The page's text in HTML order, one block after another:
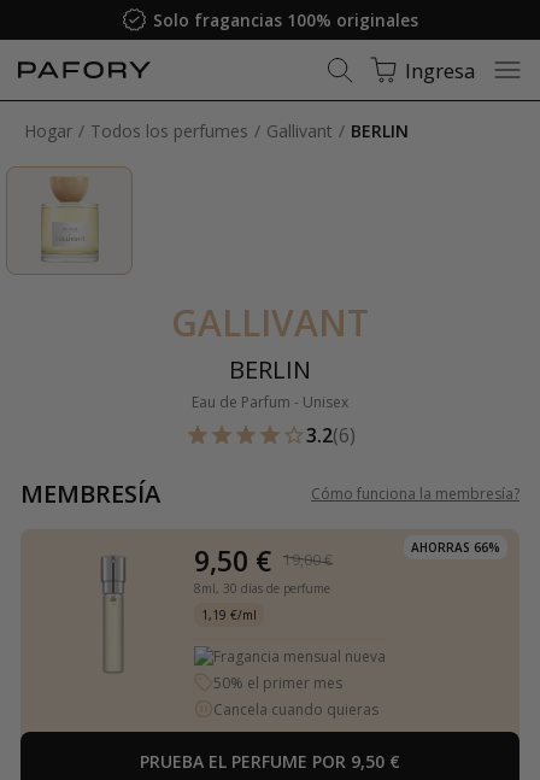
Solo fragancias 100% originales
Ingresa
Hogar Todos los perfumes Gallivant BERLIN
GALLIVANT
BERLIN
Eau de Parfum - Unisex
3.2(6)
MEMBRESÍA Cómo funciona la membresía?
AHORRAS 66%
9,50 € 19,00 €
8ml, 30 días de perfume
1,19 €/ml
Fragancia mensual nueva
50% el primer mes
Cancela cuando quieras
PRUEBA EL PERFUME POR 9,50 €